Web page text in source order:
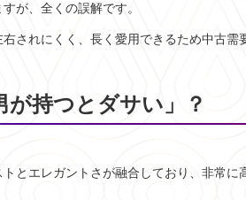
が、全くの誤解です。
されにくく、長く愛用できるため中古需
持つとダサい」？
とエレガントさが融合しており、非常に